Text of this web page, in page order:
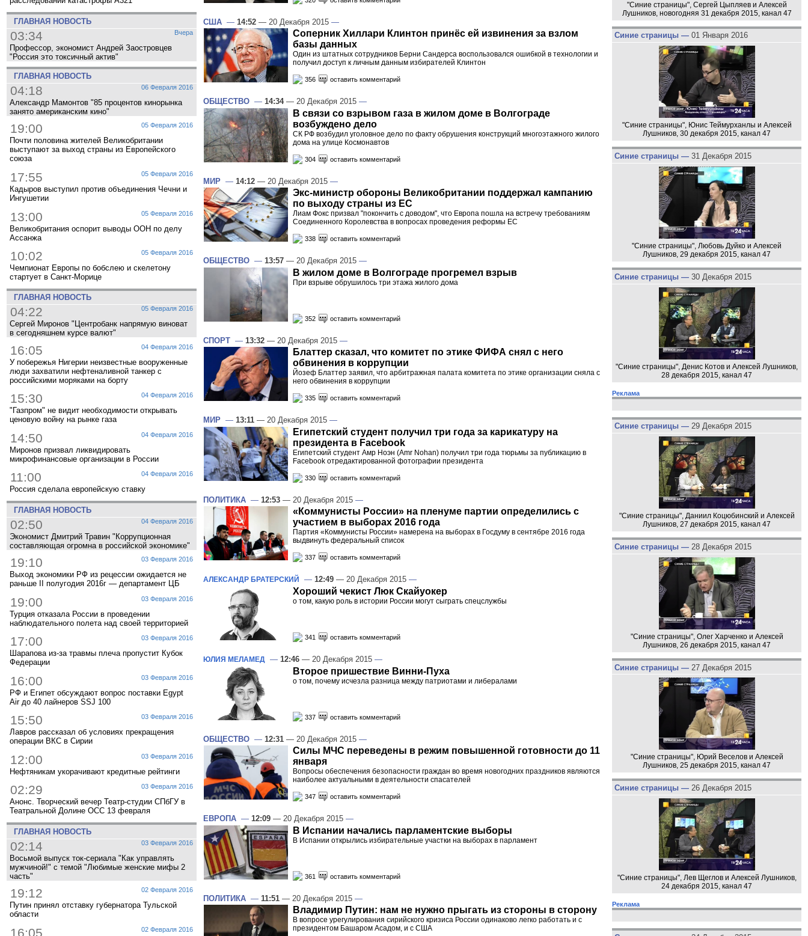
ГЛАВНАЯ НОВОСТЬ
Вчера
03:34
Профессор, экономист Андрей Заостровцев
"Россия это токсичный актив"
ГЛАВНАЯ НОВОСТЬ
06 Февраля 2016
04:18
Александр Мамонтов "85 процентов кинорынка
занято американским кино"
05 Февраля 2016
19:00
Почти половина жителей Великобритании
выступают за выход страны из Европейского
союза
05 Февраля 2016
17:55
Кадыров выступил против объединения Чечни и
Ингушетии
05 Февраля 2016
13:00
Великобритания оспорит выводы ООН по делу
Ассанжа
05 Февраля 2016
10:02
Чемпионат Европы по бобслею и скелетону
стартует в Санкт-Морице
ГЛАВНАЯ НОВОСТЬ
05 Февраля 2016
04:22
Сергей Миронов "Центробанк напрямую виноват
в сегодняшнем курсе валют"
04 Февраля 2016
16:05
У побережья Нигерии неизвестные вооруженные
люди захватили нефтеналивной танкер с
российскими моряками на борту
04 Февраля 2016
15:30
"Газпром" не видит необходимости открывать
ценовую войну на рынке газа
04 Февраля 2016
14:50
Миронов призвал ликвидировать
микрофинансовые организации в России
04 Февраля 2016
11:00
Россия сделала европейскую ставку
ГЛАВНАЯ НОВОСТЬ
04 Февраля 2016
02:50
Экономист Дмитрий Травин "Коррупционная
составляющая огромна в российской экономике"
03 Февраля 2016
19:10
Выход экономики РФ из рецессии ожидается не
раньше II полугодия 2016г — департамент ЦБ
03 Февраля 2016
19:00
Турция отказала России в проведении
наблюдательного полета над своей территорией
03 Февраля 2016
17:00
Шарапова из-за травмы плеча пропустит Кубок
Федерации
03 Февраля 2016
16:00
РФ и Египет обсуждают вопрос поставки Egypt
Air до 40 лайнеров SSJ 100
03 Февраля 2016
15:50
Лавров рассказал об условиях прекращения
операции ВКС в Сирии
03 Февраля 2016
12:00
Нефтяникам укорачивают кредитные рейтинги
03 Февраля 2016
02:29
Анонс. Творческий вечер Театр-студии СПбГУ в
Театральной Долине ОСС 13 февраля
ГЛАВНАЯ НОВОСТЬ
03 Февраля 2016
02:14
Восьмой выпуск ток-сериала "Как управлять
мужчиной!" с темой "Любимые женские мифы 2
часть"
02 Февраля 2016
19:12
Путин принял отставку губернатора Тульской
области
02 Февраля 2016
16:05
США — 14:52 — 20 Декабря 2015 —
Соперник Хиллари Клинтон принёс ей извинения за взлом
базы данных
Один из штатных сотрудников Берни Сандерса воспользовался ошибкой в технологии и
получил доступ к личным данным избирателей Клинтон
356 оставить комментарий
ОБЩЕСТВО — 14:34— 20 Декабря 2015 —
В связи со взрывом газа в жилом доме в Волгограде
возбуждено дело
СК РФ возбудил уголовное дело по факту обрушения конструкций многоэтажного жилого
дома на улице Космонавтов
304 оставить комментарий
МИР — 14:12 — 20 Декабря 2015 —
Экс-министр обороны Великобритании поддержал кампанию
по выходу страны из ЕС
Лиам Фокс призвал "покончить с доводом", что Европа пошла на встречу требованиям
Соединенного Королевства в вопросах проведения реформы ЕС
338 оставить комментарий
ОБЩЕСТВО — 13:57 — 20 Декабря 2015 —
В жилом доме в Волгограде прогремел взрыв
При взрыве обрушилось три этажа жилого дома
352 оставить комментарий
СПОРТ — 13:32 — 20 Декабря 2015 —
Блаттер сказал, что комитет по этике ФИФА снял с него
обвинения в коррупции
Йозеф Блаттер заявил, что арбитражная палата комитета по этике организации сняла с
него обвинения в коррупции
335 оставить комментарий
МИР — 13:11 — 20 Декабря 2015 —
Египетский студент получил три года за карикатуру на
президента в Facebook
Египетский студент Амр Ноэн (Amr Nohan) получил три года тюрьмы за публикацию в
Facebook отредактированной фотографии президента
330 оставить комментарий
ПОЛИТИКА — 12:53 — 20 Декабря 2015 —
«Коммунисты России» на пленуме партии определились с
участием в выборах 2016 года
Партия «Коммунисты России» намерена на выборах в Госдуму в сентябре 2016 года
выдвинуть федеральный список
337 оставить комментарий
АЛЕКСАНДР БРАТЕРСКИЙ — 12:49 — 20 Декабря 2015 —
Хороший чекист Люк Скайуокер
о том, какую роль в истории России могут сыграть спецслужбы
341 оставить комментарий
ЮЛИЯ МЕЛАМЕД — 12:46 — 20 Декабря 2015 —
Второе пришествие Винни-Пуха
о том, почему исчезла разница между патриотами и либералами
337 оставить комментарий
ОБЩЕСТВО — 12:31 — 20 Декабря 2015 —
Силы МЧС переведены в режим повышенной готовности до 11
января
Вопросы обеспечения безопасности граждан во время новогодних праздников являются
наиболее актуальными в деятельности спасателей
347 оставить комментарий
ЕВРОПА — 12:09 — 20 Декабря 2015 —
В Испании начались парламентские выборы
В Испании открылись избирательные участки на выборах в парламент
361 оставить комментарий
ПОЛИТИКА — 11:51 — 20 Декабря 2015 —
Владимир Путин: нам не нужно прыгать из стороны в сторону
В вопросе урегулирования сирийского кризиса России одинаково легко работать и с
президентом Башаром Асадом, и с США
"Синие страницы", Сергей Цыпляев и Алексей
Лушников, новогодняя 31 декабря 2015, канал 47
Синие страницы — 01 Января 2016
"Синие страницы", Юнис Теймурханлы и Алексей
Лушников, 30 декабря 2015, канал 47
Синие страницы — 31 Декабря 2015
"Синие страницы", Любовь Дуйко и Алексей
Лушников, 29 декабря 2015, канал 47
Синие страницы — 30 Декабря 2015
"Синие страницы", Денис Котов и Алексей Лушников,
28 декабря 2015, канал 47
Реклама
Синие страницы — 29 Декабря 2015
"Синие страницы", Даниил Коцюбинский и Алексей
Лушников, 27 декабря 2015, канал 47
Синие страницы — 28 Декабря 2015
"Синие страницы", Олег Харченко и Алексей
Лушников, 26 декабря 2015, канал 47
Синие страницы — 27 Декабря 2015
"Синие страницы", Юрий Веселов и Алексей
Лушников, 25 декабря 2015, канал 47
Синие страницы — 26 Декабря 2015
"Синие страницы", Лев Щеглов и Алексей Лушников,
24 декабря 2015, канал 47
Реклама